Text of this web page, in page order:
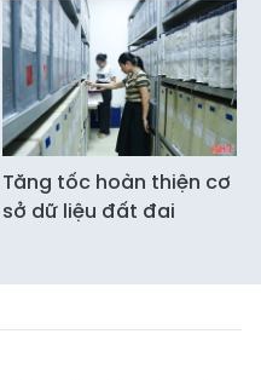
Tăng tốc hoàn thiện cơ
sở dữ liệu đất đai